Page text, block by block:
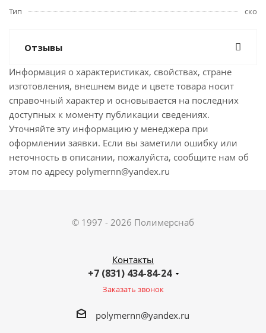
Тип
ско
Отзывы
Информация о характеристиках, свойствах, стране
изготовления, внешнем виде и цвете товара носит
справочный характер и основывается на последних
доступных к моменту публикации сведениях.
Уточняйте эту информацию у менеджера при
оформлении заявки. Если вы заметили ошибку или
неточность в описании, пожалуйста, сообщите нам об
этом по адресу polymernn@yandex.ru
© 1997 - 2026 Полимерснаб
Контакты
+7 (831) 434-84-24
Заказать звонок
polymernn@yandex.ru